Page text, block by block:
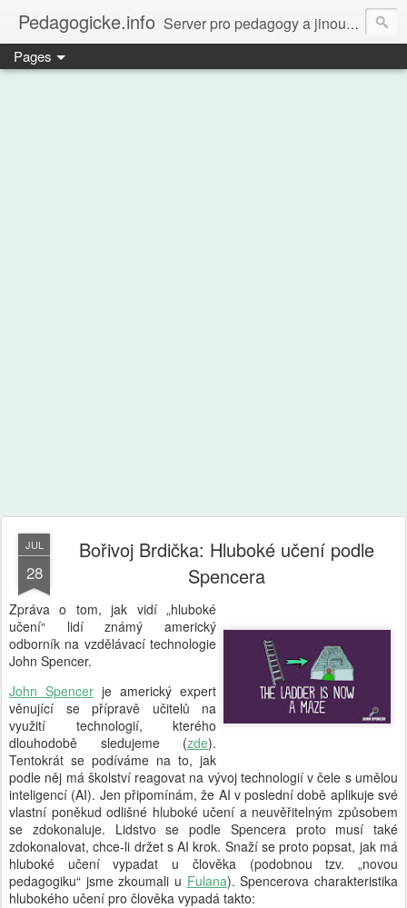
Pedagogicke.info Server pro pedagogy a jinou zvířenu
Pages
JUL
28
Bořivoj Brdička: Hluboké učení podle
Spencera
Zpráva o tom, jak vidí „hluboké
učení“ lidí známý americký
odborník na vzdělávací technologie
John Spencer.
John Spencer je americký expert
věnující se přípravě učitelů na
využití technologií, kterého
dlouhodobě sledujeme (zde).
Tentokrát se podíváme na to, jak
podle něj má školství reagovat na vývoj technologií v čele s umělou
inteligencí (AI). Jen připomínám, že AI v poslední době aplikuje své
vlastní poněkud odlišné hluboké učení a neuvěřitelným způsobem
se zdokonaluje. Lidstvo se podle Spencera proto musí také
zdokonalovat, chce-li držet s AI krok. Snaží se proto popsat, jak má
hluboké učení vypadat u člověka (podobnou tzv. „novou
pedagogiku“ jsme zkoumali u Fulana). Spencerova charakteristika
hlubokého učení pro člověka vypadá takto: